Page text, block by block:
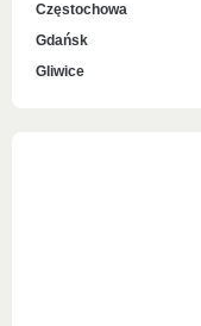
Częstochowa
Gdańsk
Gliwice